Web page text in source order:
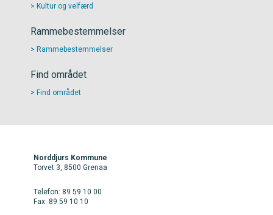
Kultur og velfærd
Rammebestemmelser
Rammebestemmelser
Find området
Find området
Norddjurs Kommune
Torvet 3, 8500 Grenaa
Telefon: 89 59 10 00
Fax: 89 59 10 10